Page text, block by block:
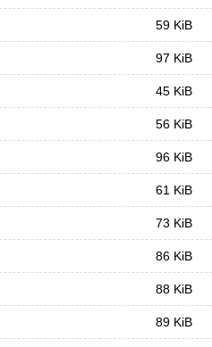
59 KiB
97 KiB
45 KiB
56 KiB
96 KiB
61 KiB
73 KiB
86 KiB
88 KiB
89 KiB